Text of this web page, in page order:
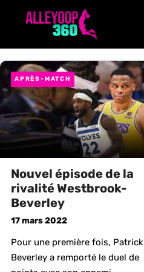
APRÈS-MATCH
Nouvel épisode de la
rivalité Westbrook-
Beverley
17 mars 2022
Pour une première fois, Patrick
Beverley a remporté le duel de